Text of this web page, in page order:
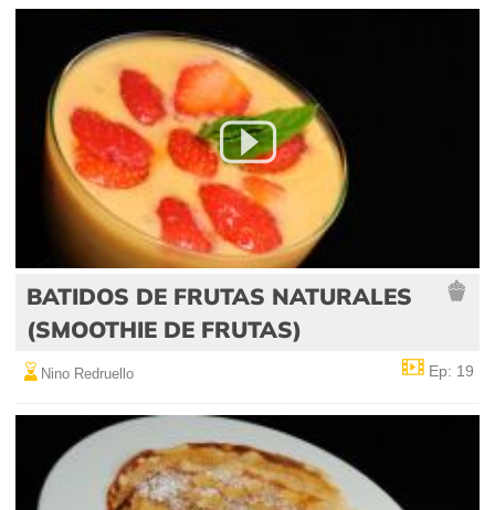
BATIDOS DE FRUTAS NATURALES
(SMOOTHIE DE FRUTAS)
Nino Redruello Ep: 19